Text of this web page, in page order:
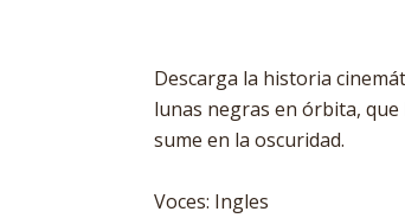
Descarga la historia
lunas negras en órbita,
sume en la oscuridad.
Voces: Ingles